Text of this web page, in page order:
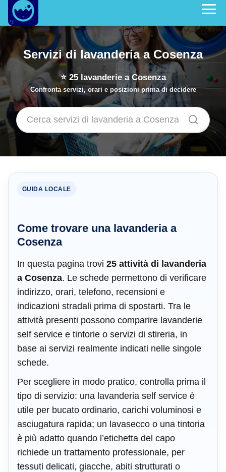
Servizi di lavanderia a Cosenza
⭐ 25lavanderie a Cosenza
Confronta servizi, orari e posizioni prima di decidere
GUIDA LOCALE
Come trovare una lavanderia a
Cosenza
In questa pagina trovi 25 attività di lavanderia
a Cosenza. Le schede permettono di verificare
indirizzo, orari, telefono, recensioni e
indicazioni stradali prima di spostarti. Tra le
attività presenti possono comparire lavanderie
self service e tintorie o servizi di stireria, in
base ai servizi realmente indicati nelle singole
schede.
Per scegliere in modo pratico, controlla prima il
tipo di servizio: una lavanderia self service è
utile per bucato ordinario, carichi voluminosi e
asciugatura rapida; un lavasecco o una tintoria
è più adatto quando l’etichetta del capo
richiede un trattamento professionale, per
tessuti delicati, giacche, abiti strutturati o